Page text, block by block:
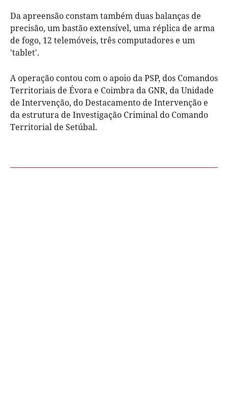
Da apreensão constam também duas balanças de
precisão, um bastão extensível, uma réplica de arma
de fogo, 12 telemóveis, três computadores e um
'tablet'.
A operação contou com o apoio da PSP, dos Comandos
Territoriais de Évora e Coimbra da GNR, da Unidade
de Intervenção, do Destacamento de Intervenção e
da estrutura de Investigação Criminal do Comando
Territorial de Setúbal.